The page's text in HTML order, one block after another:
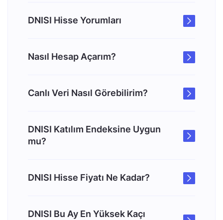
DNISI Hisse Yorumları
Nasıl Hesap Açarım?
Canlı Veri Nasıl Görebilirim?
DNISI Katılım Endeksine Uygun
mu?
DNISI Hisse Fiyatı Ne Kadar?
DNISI Bu Ay En Yüksek Kaçı